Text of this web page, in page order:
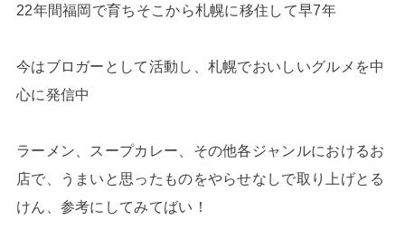
22年間福岡で育ちそこから札幌に移住して早7年
今はブロガーとして活動し、札幌でおいしいグルメを中
心に発信中
ラーメン、スープカレー、その他各ジャンルにおけるお
店で、うまいと思ったものをやらせなしで取り上げとる
けん、参考にしてみてばい！